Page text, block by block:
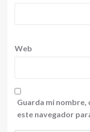
Web
Guarda mi
este navegador